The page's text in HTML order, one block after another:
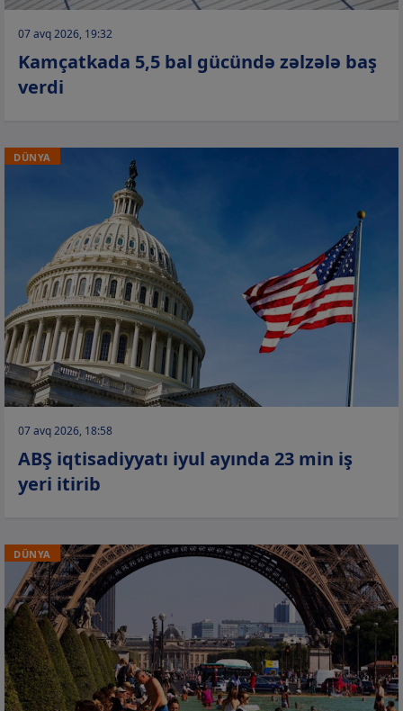
07 avq 2026, 19:32
Kamçatkada 5,5 bal gücündə zəlzələ baş
verdi
DÜNYA
07 avq 2026, 18:58
ABŞ iqtisadiyyatı iyul ayında 23 min iş
yeri itirib
DÜNYA